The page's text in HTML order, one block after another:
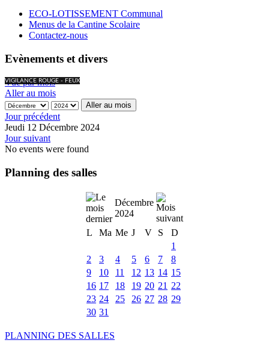
ECO-LOTISSEMENT Communal
Menus de la Cantine Scolaire
Contactez-nous
Evènements et divers
VIGILANCE ROUGE - FEUX
Vue par mois
Aller au mois
Aller au mois
Jour précédent
Jeudi 12 Décembre 2024
Jour suivant
No events were found
Planning des salles
Décembre
2024
L
Ma Me J V S
D
1
2
3 4 5 6 7
8
9
10 11 12 13 14 15
16 17 18 19 20 21 22
23 24 25 26 27 28 29
30 31
PLANNING DES SALLES